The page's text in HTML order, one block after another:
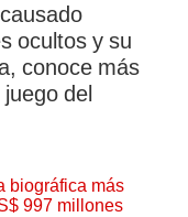
ocultos y su
conoce más
del
biográfica más
997 millones